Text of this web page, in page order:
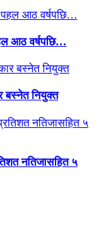
आठ वर्षपछि…
बस्नेत नियुक्त
नतिजासहित ५